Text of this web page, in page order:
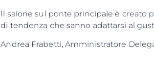
Il salone sul ponte principale è creato
di tendenza che sanno adattarsi al
Andrea Frabetti, Amministratore